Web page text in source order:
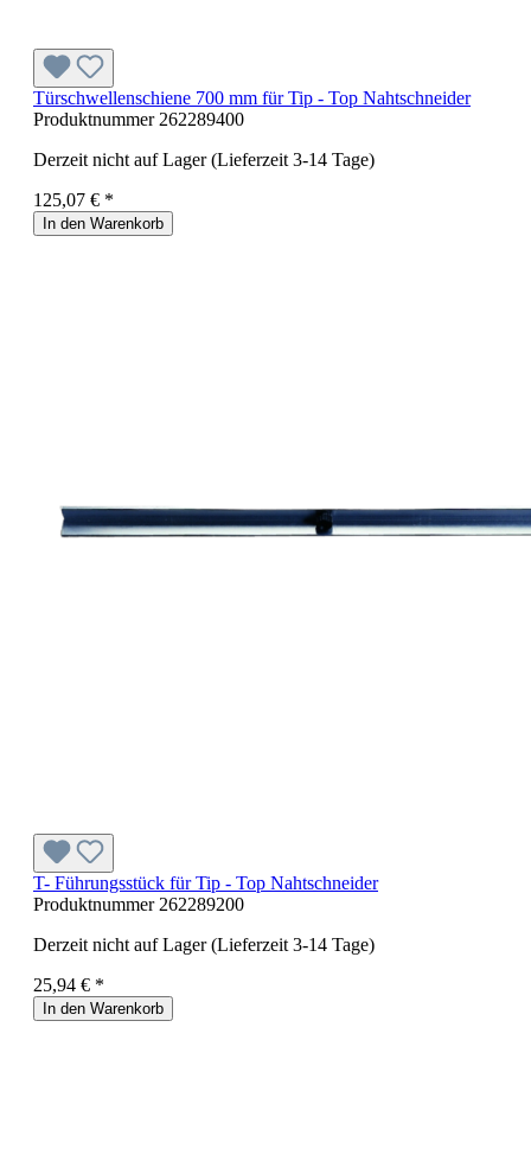
Türschwellenschiene 700 mm für Tip - Top Nahtschneider
Produktnummer 262289400
Derzeit nicht auf Lager (Lieferzeit 3-14 Tage)
125,07 € *
In den Warenkorb
T- Führungsstück für Tip - Top Nahtschneider
Produktnummer 262289200
Derzeit nicht auf Lager (Lieferzeit 3-14 Tage)
25,94 € *
In den Warenkorb